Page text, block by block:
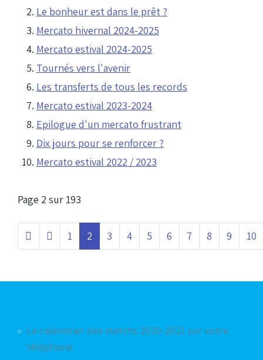
Le bonheur est dans le prêt ?
Mercato hivernal 2024-2025
Mercato estival 2024-2025
Tournés vers l'avenir
Les transferts de tous les records
Mercato estival 2023-2024
Epilogue d'un mercato frustrant
Dix jours pour se renforcer ?
Mercato estival 2022 / 2023
Page 2 sur 193
1 2 3 4 5 6 7 8 9 10
Le calendrier des matchs 2020-2021 sur votre
téléphone